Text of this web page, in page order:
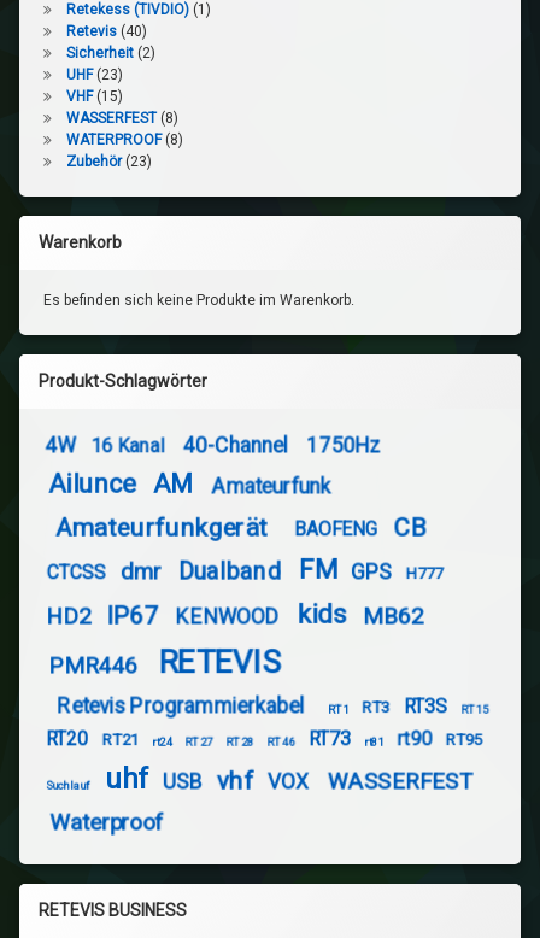
Retekess (TIVDIO) (1)
Retevis (40)
Sicherheit (2)
UHF (23)
VHF (15)
WASSERFEST (8)
WATERPROOF (8)
Zubehör (23)
Warenkorb
Es befinden sich keine Produkte im Warenkorb.
Produkt-Schlagwörter
4W 16 Kanal 40-Channel 1750Hz
Ailunce AM Amateurfunk
Amateurfunkgerät BAOFENG CB
CTCSS dmr Dualband FM GPS H777
HD2 IP67 KENWOOD kids
MB62
PMR446
RETEVIS
Retevis Programmierkabel RT1 RT3 RT3S RT15
RT20 RT21 rt24 RT27 RT28 RT46 RT73 rt81 rt90 RT95
Suchlauf uhf USB vhf VOX
WASSERFEST
Waterproof
RETEVIS BUSINESS